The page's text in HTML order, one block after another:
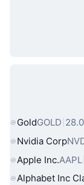
GoldGOLD
Nvidia Corp
Apple Inc.AAPL
Alphabet Inc